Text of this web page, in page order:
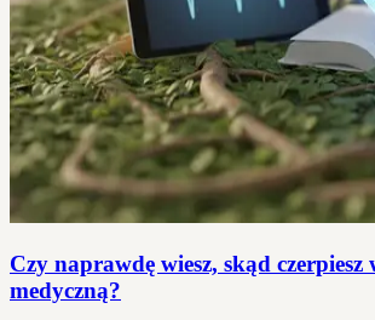
Czy naprawdę wiesz, skąd czerpiesz
medyczną?